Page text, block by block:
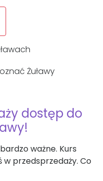
dostęp do
ważne. Kurs
w przedsprzedaży. Co